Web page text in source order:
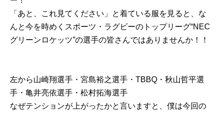
「あと、これ見てください」と着ている服を見ると、な
んと今を時めくスポーツ・ラグビーのトップリーグ“NEC
グリーンロケッツ”の選手の皆さんではありませんか！！
左から山崎翔選手・宮島裕之選手・TBBQ・秋山哲平選
手・亀井亮依選手・松村拓海選手
なぜテンションが上がったかと言いますと、僕は今回の